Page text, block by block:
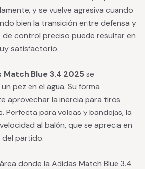
y se vuelve agresiva cuando
bien la transición entre defensa y
de control preciso puede resultar en
satisfactorio.
Match Blue 3.4 2025 se
pez en el agua. Su forma
aprovechar la inercia para tiros
Perfecta para voleas y bandejas, la
al balón, que se aprecia en
partido.
donde la Adidas Match Blue 3.4